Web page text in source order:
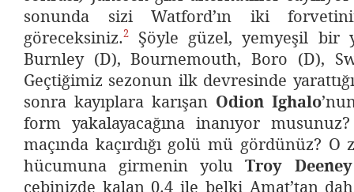
sonunda sizi Watford’ın iki
göreceksiniz.2
Şöyle güzel, yemyeşil bir
Burnley (D), Bournemouth, Boro (D),
Geçtiğimiz sezonun ilk devresinde
sonra kayıplara karışan Odion Ighalo
form yakalayacağına inanıyor
maçında kaçırdığı golü mü gördünüz? O
hücumuna girmenin yoluTroy Deeney
cebinizde kalan 0.4 ile belki Amat’tan